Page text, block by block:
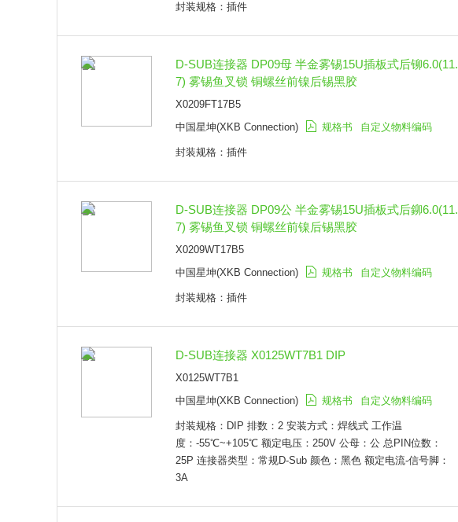
封装规格：插件
D-SUB连接器 DP09母 半金雾锡15U插板式后铆6.0(11.
7) 雾锡鱼叉锁 铜螺丝前镍后锡黑胶
X0209FT17B5
中国星坤(XKB Connection)
规格书 自定义物料编码
封装规格：插件
D-SUB连接器 DP09公 半金雾锡15U插板式后鉚6.0(11.
7) 雾锡鱼叉锁 铜螺丝前镍后锡黑胶
X0209WT17B5
中国星坤(XKB Connection)
规格书 自定义物料编码
封装规格：插件
D-SUB连接器 X0125WT7B1 DIP
X0125WT7B1
中国星坤(XKB Connection)
规格书 自定义物料编码
封装规格：DIP 排数：2 安装方式：焊线式 工作温
度：-55℃~+105℃ 额定电压：250V 公母：公 总PIN位数：
25P 连接器类型：常规D-Sub 颜色：黑色 额定电流-信号脚：
3A